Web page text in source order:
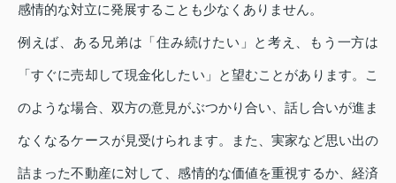
感情的な対立に発展することも少なくありません。
例えば、ある兄弟は「住み続けたい」と考え、もう一方は
「すぐに売却して現金化したい」と望むことがあります。こ
のような場合、双方の意見がぶつかり合い、話し合いが進ま
なくなるケースが見受けられます。また、実家など思い出の
詰まった不動産に対して、感情的な価値を重視するか、経済